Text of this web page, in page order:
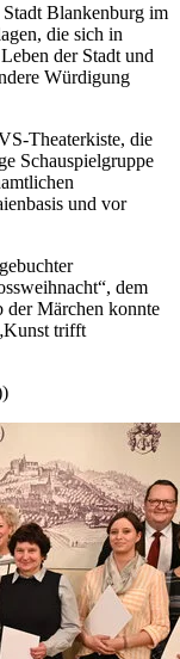
Blankenburg im
die sich in
der Stadt und
Würdigung
Theaterkiste, die
Schauspielgruppe
und vor
dem
der Märchen konnte
trifft